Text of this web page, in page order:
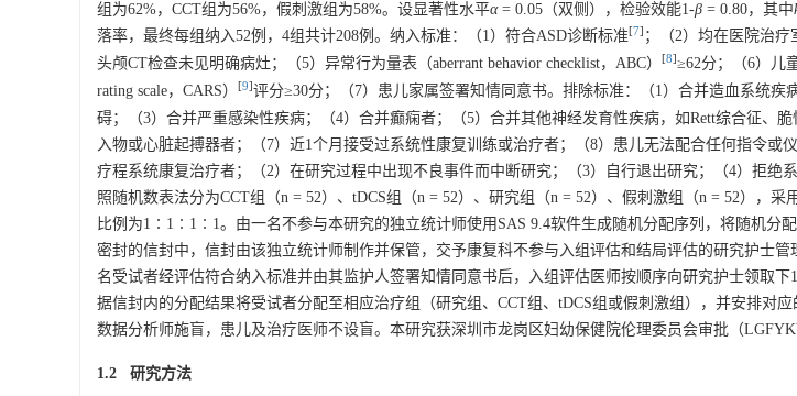
组为62%，CCT组为56%，假刺激组为58%。设显著性水平α= 0.05（双侧），检验效能1-β = 0.80，其中
落率，最终每组纳入52例，4组共计208例。纳入标准：（1）符合ASD诊断标准[7] ；（2）均在医院治疗
头颅CT检查未见明确病灶；（5）异常行为量表（aberrant behavior checklist，ABC）
[8]≥62分；（6）儿
rating scale，CARS）
[9]评分≥30分；（7）患儿家属签署知情同意书。排除标准：（1）合并造血系统疾
碍；（3）合并严重感染性疾病；（4）合并癫痫者；（5）合并其他神经发育性疾病，如Rett综合征、
入物或心脏起搏器者；（7）近1个月接受过系统性康复训练或治疗者；（8）患儿无法配合任何指令或
疗程系统康复治疗者；（2）在研究过程中出现不良事件而中断研究；（3）自行退出研究；（4）拒绝
照随机数表法分为CCT组（n = 52）、tDCS组（n = 52）、研究组（n = 52）、假刺激组（n = 52），
比例为1∶1∶1∶1。由一名不参与本研究的独立统计师使用SAS 9.4软件生成随机分配序列，将随机分
密封的信封中，信封由该独立统计师制作并保管，交予康复科不参与入组评估和结局评估的研究护士管
名受试者经评估符合纳入标准并由其监护人签署知情同意书后，入组评估医师按顺序向研究护士领取
据信封内的分配结果将受试者分配至相应治疗组（研究组、CCT组、tDCS组或假刺激组），并安排对
数据分析师施盲，患儿及治疗医师不设盲。本研究获深圳市龙岗区妇幼保健院伦理委员会审批（
1.2 研究方法